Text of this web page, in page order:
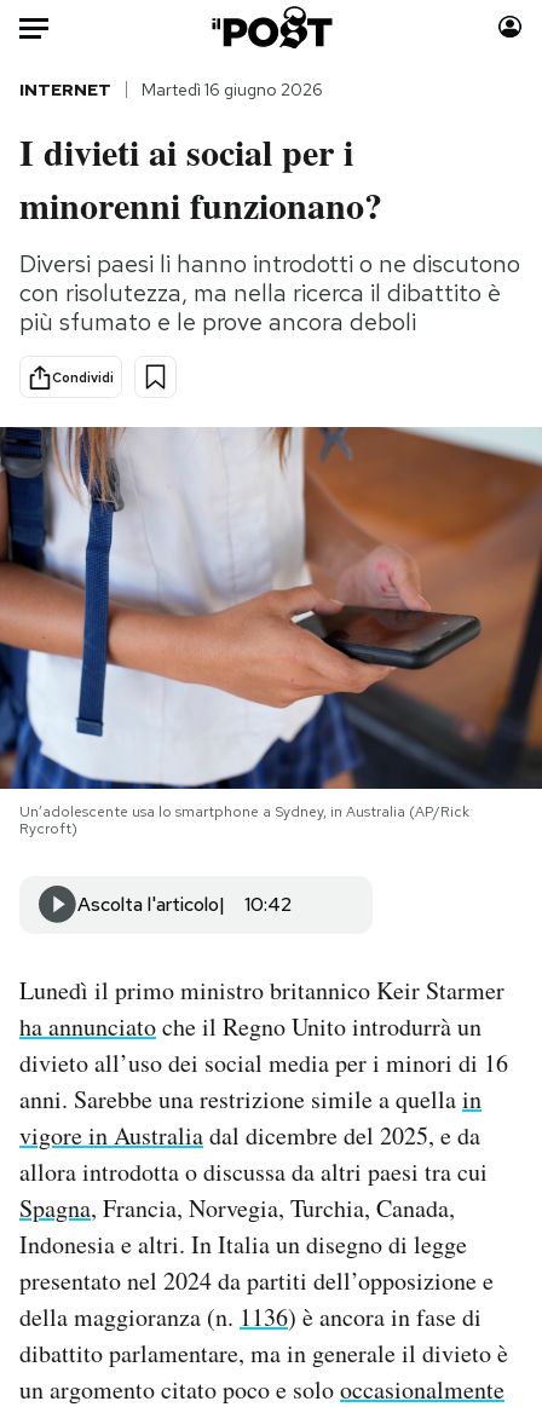
Auto
HOME
Italia
Politica
Tecnologia
Scienza
Economia
Sport
Moda
Consumismi
Storie/Idee
Altrecose
Mondiali calcio 2026
PODCAST
NEWSLETTER
SHOP
CALENDARIO
AREA PERSONALE
Area Personale
Newsletter
Notifiche mobile
Regala il Post
Hai bisogno di aiuto?
Esci
INTERNET Martedì 16 giugno 2026
I divieti ai social per i
minorenni funzionano?
Diversi paesi li hanno introdotti o ne discutono
con risolutezza, ma nella ricerca il dibattito è
più sfumato e le prove ancora deboli
Condividi
Un’adolescente usa lo smartphone a Sydney, in Australia (AP/Rick
Rycroft)
Ascolta l'articolo 10:42
Lunedì il primo ministro britannico Keir Starmer
ha annunciatoche il Regno Unito introdurrà un
divieto all’uso dei social media per i minori di 16
anni. Sarebbe una restrizione simile a quellain
vigore in Australiadal dicembre del 2025, e da
allora introdotta o discussa da altri paesi tra cui
Spagna, Francia, Norvegia, Turchia, Canada,
Indonesia e altri. In Italia un disegno di legge
presentato nel 2024 da partiti dell’opposizione e
della maggioranza (n. 1136) è ancora in fase di
dibattito parlamentare, ma in generale il divieto è
un argomento citato poco e solooccasionalmente